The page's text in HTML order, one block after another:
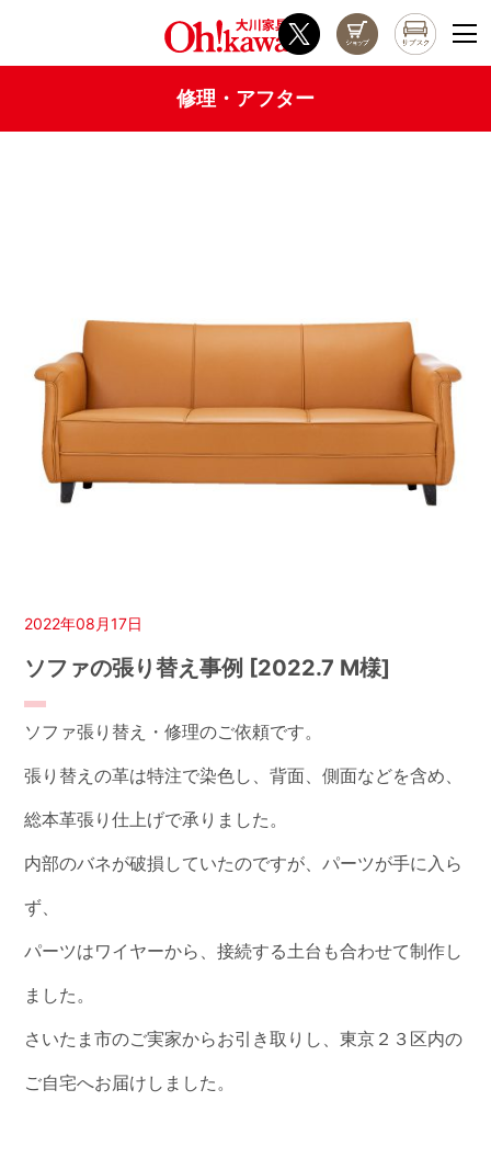
修理・アフター
2022年08月17日
ソファの張り替え事例 [2022.7 M様]
ソファ張り替え・修理のご依頼です。
張り替えの革は特注で染色し、背面、側面などを含め、
総本革張り仕上げで承りました。
内部のバネが破損していたのですが、パーツが手に入ら
ず、
パーツはワイヤーから、接続する土台も合わせて制作し
ました。
さいたま市のご実家からお引き取りし、東京２３区内の
ご自宅へお届けしました。